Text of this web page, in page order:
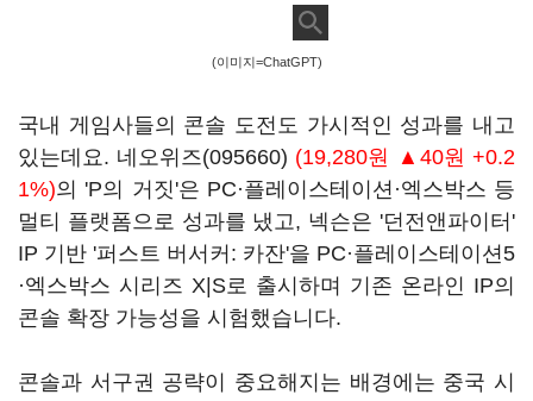
(이미지=ChatGPT)
국내 게임사들의 콘솔 도전도 가시적인 성과를 내고
있는데요. 네오위즈(095660) (19,280원 ▲40원 +0.2
1%)의 'P의 거짓'은 PC·플레이스테이션·엑스박스 등
멀티 플랫폼으로 성과를 냈고, 넥슨은 '던전앤파이터'
IP 기반 '퍼스트 버서커: 카잔'을 PC·플레이스테이션5
·엑스박스 시리즈 X|S로 출시하며 기존 온라인 IP의
콘솔 확장 가능성을 시험했습니다.
콘솔과 서구권 공략이 중요해지는 배경에는 중국 시